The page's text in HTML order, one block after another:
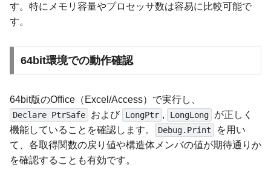
す。特にメモリ容量やプロセッサ数は容易に比較可能で
す。
64bit環境での動作確認
64bit版のOffice（Excel/Access）で実行し、
Declare PtrSafe および LongPtr , LongLong
が正しく
機能していることを確認します。
Debug.Print
を用い
て、各取得関数の戻り値や構造体メンバの値が期待通りか
を確認することも有効です。